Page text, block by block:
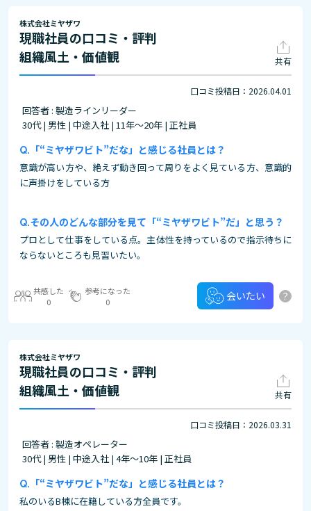
株式会社ミヤザワ
現職社員の口コミ・評判
組織風土・価値観
共有
口コミ投稿日：2026.04.01
回答者 : 製造ラインリーダー
30代 | 男性 | 中途入社 | 11年～20年 | 正社員
「“ミヤザワビト”だな」と感じる社員とは？
意識が高い方や、絶えず動き回って周りをよく見ている方、意識的
に声掛けをしている方
その人のどんな部分を見て「“ミヤザワビト”だ」と思う？
プロとして仕事をしている点。主体性を持っているので指示待ちに
ならないところも見習いたい。
共感した
0
参考になった
0
会いたい ?
株式会社ミヤザワ
現職社員の口コミ・評判
組織風土・価値観
共有
口コミ投稿日：2026.03.31
回答者 : 製造オペレーター
30代 | 男性 | 中途入社 | 4年～10年 | 正社員
「“ミヤザワビト”だな」と感じる社員とは？
私のいるB棟に在籍している方全員です。